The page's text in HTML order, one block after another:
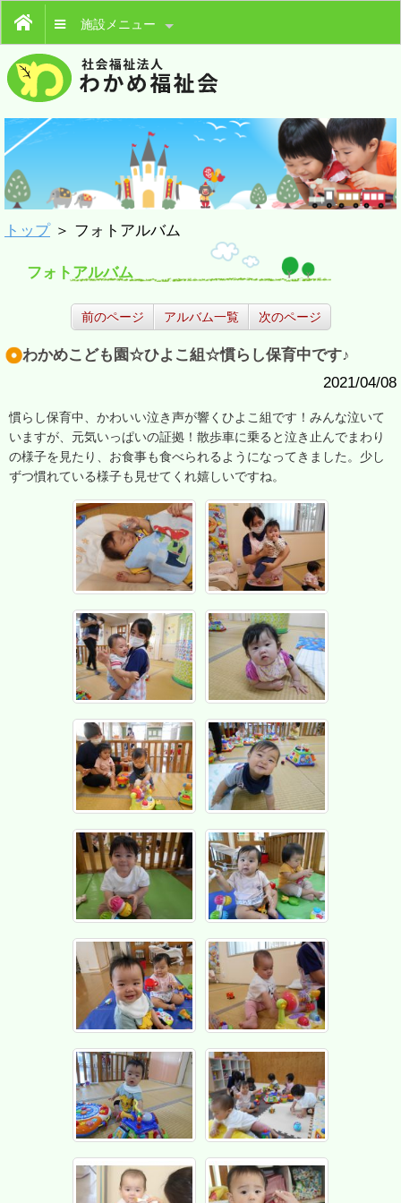
施設メニュー
トップ＞ フォトアルバム
フォトアルバム
前のページ アルバム一覧 次のページ
わかめこども園☆ひよこ組☆慣らし保育中です♪
2021/04/08
慣らし保育中、かわいい泣き声が響くひよこ組です！みんな泣いて
いますが、元気いっぱいの証拠！散歩車に乗ると泣き止んでまわり
の様子を見たり、お食事も食べられるようになってきました。少し
ずつ慣れている様子も見せてくれ嬉しいですね。